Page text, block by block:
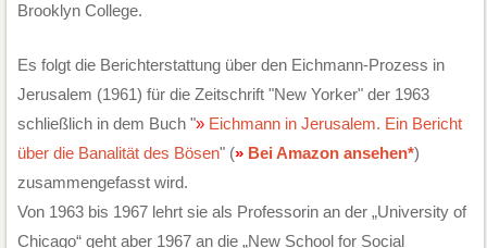
Brooklyn College.
Es folgt die Berichterstattung über den Eichmann-Prozess in
Jerusalem (1961) für die Zeitschrift "New Yorker" der 1963
schließlich in dem Buch "
Eichmann in Jerusalem. Ein Bericht
über die Banalität des Bösen" ( Bei Amazon ansehen*)
zusammengefasst wird.
Von 1963 bis 1967 lehrt sie als Professorin an der „University of
Chicago“ geht aber 1967 an die „New School for Social